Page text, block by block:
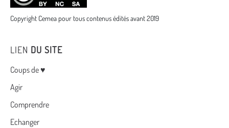
Copyright Cemea pour tous contenus édités avant 2019
LIEN DU SITE
Menu
Coups de ♥
Agir
Comprendre
Echanger